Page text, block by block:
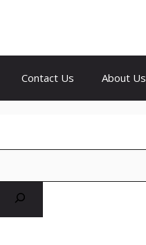
Contact Us About Us